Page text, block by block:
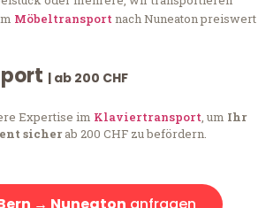
Möbeltransportnach Nuneaton preiswert
| ab 200 CHF
Expertise im Klaviertransport, um Ihr
sicherab 200 CHF zu befördern.
→ Nuneaton anfragen